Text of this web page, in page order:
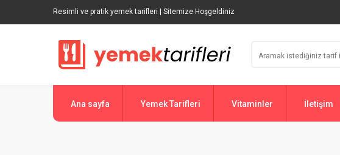
Resimli ve pratik yemek tarifleri | Sitemize Hoşgeldiniz
Ana sayfa Yemek Tarifleri Vitaminler İletişim